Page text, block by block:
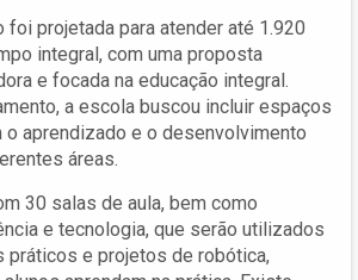
foi projetada para atender até 1.920
integral, com uma proposta
e focada na educação integral.
a escola buscou incluir espaços
aprendizado e o desenvolvimento
áreas.
30 salas de aula, bem como
e tecnologia, que serão utilizados
práticos e projetos de robótica,